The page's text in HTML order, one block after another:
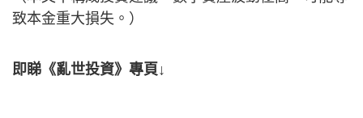
致本金重大損失。）
即睇《亂世投資》專頁↓